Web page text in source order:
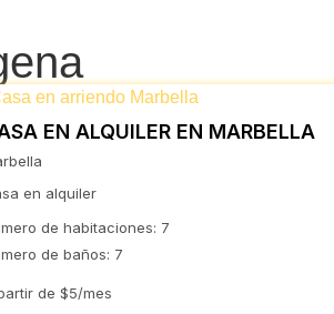
EN ALQUILER EN MARBELLA
en alquiler
de habitaciones: 7
de baños: 7
de $5/mes